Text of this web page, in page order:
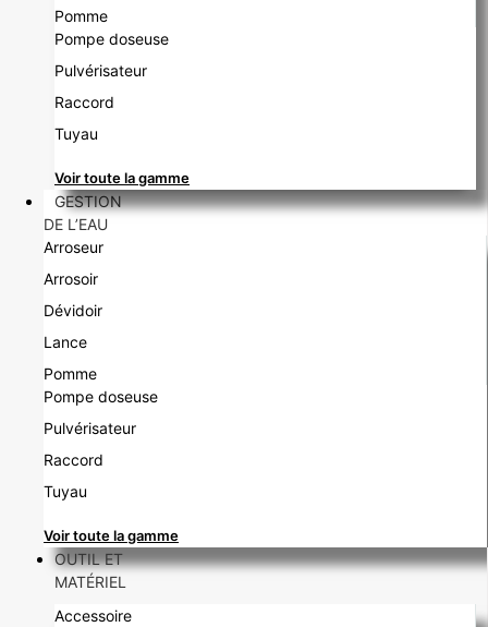
Pomme
Pompe doseuse
Pulvérisateur
Raccord
Tuyau
Voir toute la gamme
GESTION
DE L’EAU
Arroseur
Arrosoir
Dévidoir
Lance
Pomme
Pompe doseuse
Pulvérisateur
Raccord
Tuyau
Voir toute la gamme
OUTIL ET
MATÉRIEL
Accessoire